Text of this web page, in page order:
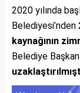
2020 yılında
Belediyesi’nden
kaynağının
Belediye